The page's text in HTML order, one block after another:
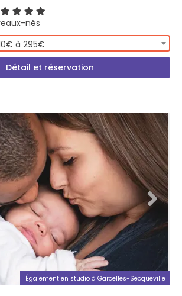
nés
à 295€
Détail et réservation
Également en studio à Garcelles-Secqueville